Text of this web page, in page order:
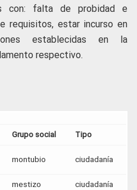
con: falta de probidad e
requisitos, estar incurso en
establecidas en la
respectivo.
Grupo social Tipo
montubio ciudadanía
mestizo ciudadanía